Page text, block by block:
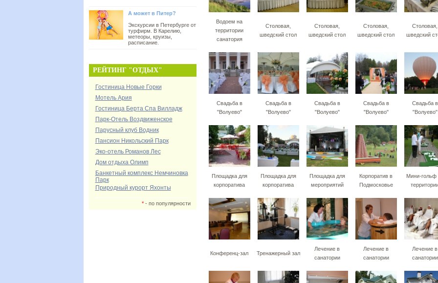
А может в Питер?
Экскурсии в Петербурге от
турфирм. В Карелию,
метеоры, круизы,
расписание.
РЕЙТИНГ "ОТДЫХ"
Гостиница Новые Горки
Мотель Ария
Гостиница Берта Спа Вилладж
Парк-Отель Воздвиженское
Парусный клуб Водник
Пансион Никольский Парк
Эко-отель Романов Лес
Дом отдыха Олимп
Банкетный комплекс Немчиновка
Парк
Природный курорт Яхонты
*- по популярности
Водоем на
территории
санатория
Столовая,
шведский стол
Столовая,
шведский стол
Столовая,
шведский стол
Столовая,
шведский
Свадьба в
"Волуево"
Свадьба в
"Волуево"
Свадьба в
"Волуево"
Свадьба в
"Волуево"
Свадьба в
"Волуево"
Площадка для
корпоратива
Площадка для
корпоратива
Площадка для
мероприятий
Корпоратив в
Подмосковье
Мини-гольф
Конференц-зал Тренажерный зал
Лечение в
санатории
Лечение в
санатории
Лечение в
санатории